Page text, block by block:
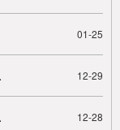
01-25
12-29
12-28
为了大多数的人都
下，大家想要了
？